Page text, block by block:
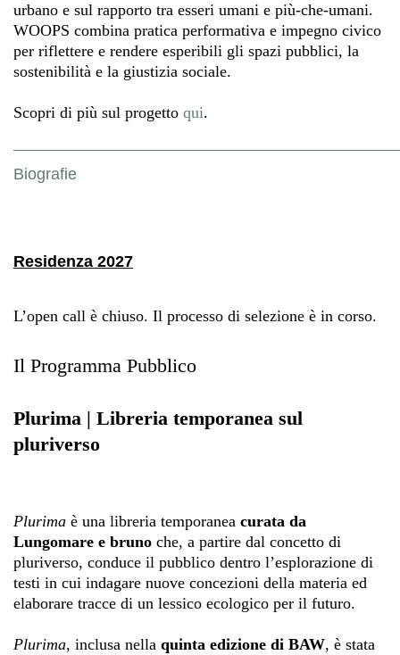
urbano e sul rapporto tra esseri umani e più-che-umani.
WOOPS combina pratica performativa e impegno civico
per riflettere e rendere esperibili gli spazi pubblici, la
sostenibilità e la giustizia sociale.
Scopri di più sul progetto qui.
Biografie
Residenza 2027
L’open call è chiuso. Il processo di selezione è in corso.
Il Programma Pubblico
Plurima | Libreria temporanea sul
pluriverso
Plurima è una libreria temporanea curata da
Lungomare e bruno che, a partire dal concetto di
pluriverso, conduce il pubblico dentro l’esplorazione di
testi in cui indagare nuove concezioni della materia ed
elaborare tracce di un lessico ecologico per il futuro.
Plurima, inclusa nella quinta edizione di BAW, è stata